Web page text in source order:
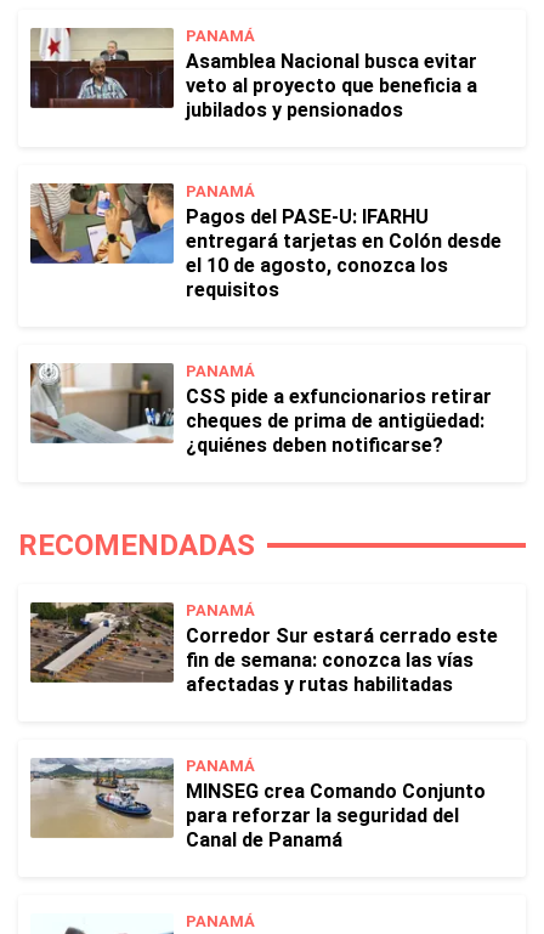
PANAMÁ
Asamblea Nacional busca evitar
veto al proyecto que beneficia a
jubilados y pensionados
PANAMÁ
Pagos del PASE-U: IFARHU
entregará tarjetas en Colón desde
el 10 de agosto, conozca los
requisitos
PANAMÁ
CSS pide a exfuncionarios retirar
cheques de prima de antigüedad:
¿quiénes deben notificarse?
RECOMENDADAS
PANAMÁ
Corredor Sur estará cerrado este
fin de semana: conozca las vías
afectadas y rutas habilitadas
PANAMÁ
MINSEG crea Comando Conjunto
para reforzar la seguridad del
Canal de Panamá
PANAMÁ